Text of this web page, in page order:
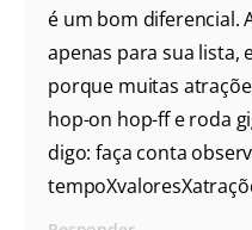
é um bom diferencial.
apenas para sua lista,
porque muitas
hop-on hop-ff e roda
digo: faça conta